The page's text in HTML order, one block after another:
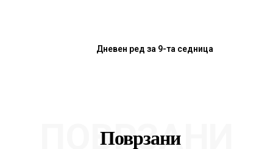
Дневен ред за 9-та седница
Поврзани
ПОВРЗАНИ